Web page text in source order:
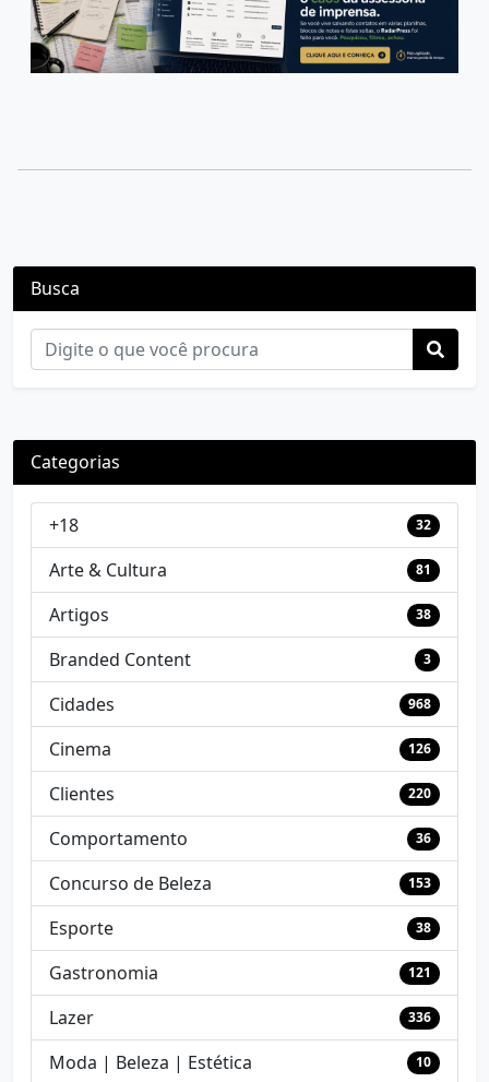
Busca
Categorias
+18 32
Arte & Cultura 81
Artigos 38
Branded Content 3
Cidades 968
Cinema 126
Clientes 220
Comportamento 36
Concurso de Beleza 153
Esporte 38
Gastronomia 121
Lazer 336
Moda | Beleza | Estética 10